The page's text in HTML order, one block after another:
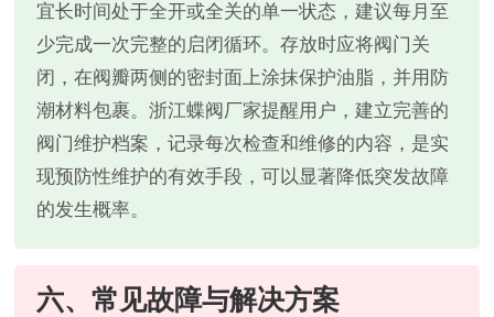
宜长时间处于全开或全关的单一状态，建议每月至
少完成一次完整的启闭循环。存放时应将阀门关
闭，在阀瓣两侧的密封面上涂抹保护油脂，并用防
潮材料包裹。浙江蝶阀厂家提醒用户，建立完善的
阀门维护档案，记录每次检查和维修的内容，是实
现预防性维护的有效手段，可以显著降低突发故障
的发生概率。
六、常见故障与解决方案